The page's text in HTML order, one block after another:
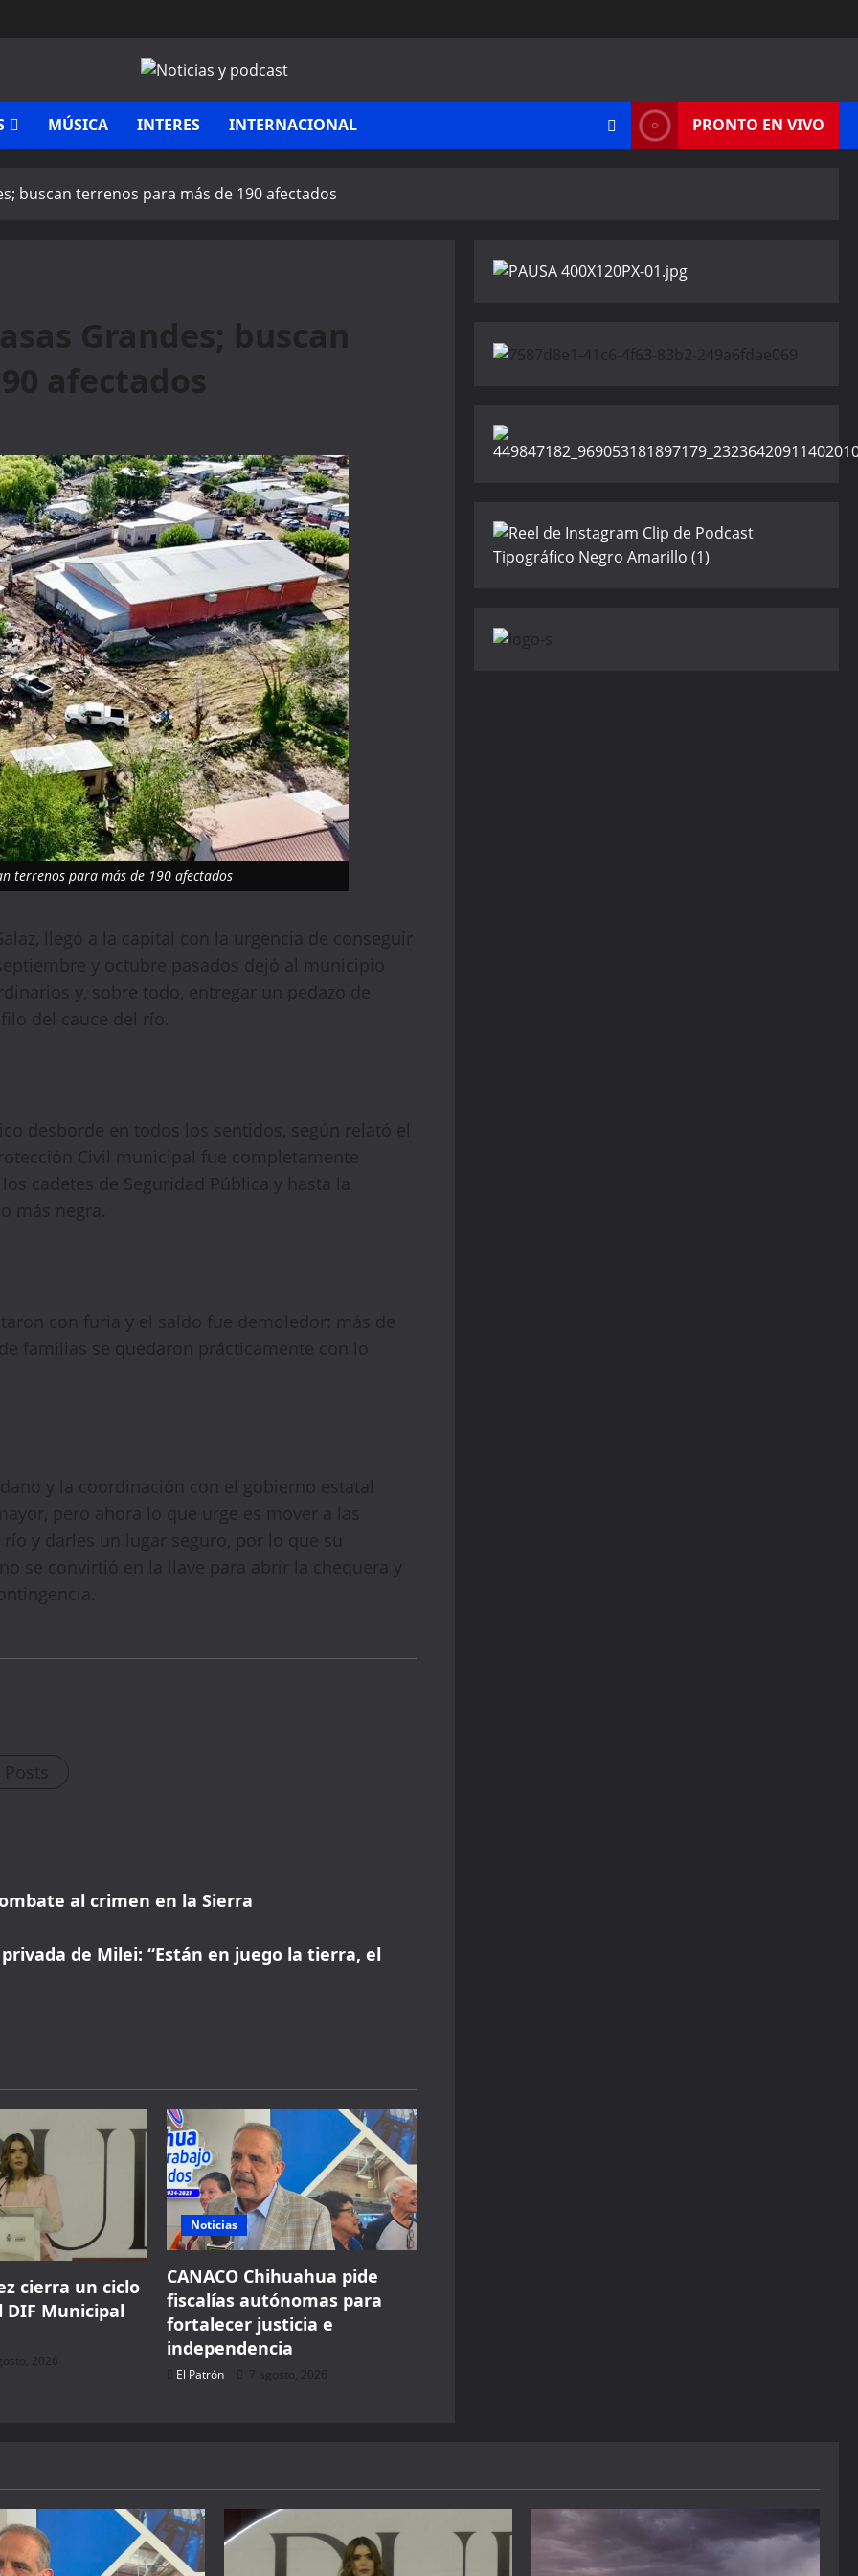
MÚSICA INTERES INTERNACIONAL PRONTO EN VIVO
buscan terrenos para más de 190 afectados
Grandes; buscan
afectados
terrenos para más de 190 afectados
llegó a la capital con la urgencia de conseguir
y octubre pasados dejó al municipio
y, sobre todo, entregar un pedazo de
del cauce del río.
desborde en todos los sentidos, según relató el
Civil municipal fue completamente
cadetes de Seguridad Pública y hasta la
más negra.
con furia y el saldo fue demoledor: más de
familias se quedaron prácticamente con lo
y la coordinación con el gobierno estatal
pero ahora lo que urge es mover a las
y darles un lugar seguro, por lo que su
se convirtió en la llave para abrir la chequera y
al crimen en la Sierra
de Milei: “Están en juego la tierra, el
cierra un ciclo
Municipal
2026
Noticias
CANACO Chihuahua pide
fiscalías autónomas para
fortalecer justicia e
independencia
El Patrón 7 agosto, 2026
automatically!
PROMO CODE
1,729 people booked today
* Offer valid for first-time bookings up to $3,000. Applies to all payment